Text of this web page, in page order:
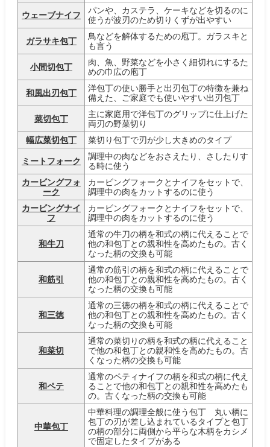
ウェーブナイフ
パンや、カステラ、ケーキなどを切るのに
使うが波刃のため切りくずが出やすい
ガラサキ包丁
鳥などを解体するための庖丁。ガラスキと
も言う
小間切包丁
肉、魚、野菜などを小さく細切れにするた
めの巾広の庖丁
和風出刃包丁
洋包丁の使い勝手と出刃包丁の特徴を兼ね
備えた、ご家庭でも使いやすい出刃包丁
菜切包丁
主に家庭用で洋包丁のグリップに仕上げた
両刃の野菜切り
幅広菜切包丁
菜切り包丁で刃が少し大きめのタイプ
ミートフォーク
調理中の肉などをおさえたり、さしたりす
る時に使う
カービングフォ
ーク
カービングフォークとナイフをセットで、
調理中の肉をカットするのに使う
カービングナイ
フ
カービングフォークとナイフをセットで、
調理中の肉をカットするのに使う
和牛刀
通常の牛刀の柄を和式の柄に代えることで
他の和包丁との親和性を高めたもの。古く
なった柄の交換も可能
和筋引
通常の筋引の柄を和式の柄に代えることで
他の和包丁との親和性を高めたもの。古く
なった柄の交換も可能
和三徳
通常の三徳の柄を和式の柄に代えることで
他の和包丁との親和性を高めたもの。古く
なった柄の交換も可能
和菜切
通常の菜切りの柄を和式の柄に代えること
で他の和包丁との親和性を高めたもの。古
くなった柄の交換も可能
和ペテ
通常のペティナイフの柄を和式の柄に代え
ることで他の和包丁との親和性を高めたも
の。古くなった柄の交換も可能
中華包丁
中華料理の調理全般に使う包丁 丸い柄に
包丁の刃が差し込まれているタイプと包丁
の柄の部分に両側から平らな木柄をカシメ
で固定したタイプがある